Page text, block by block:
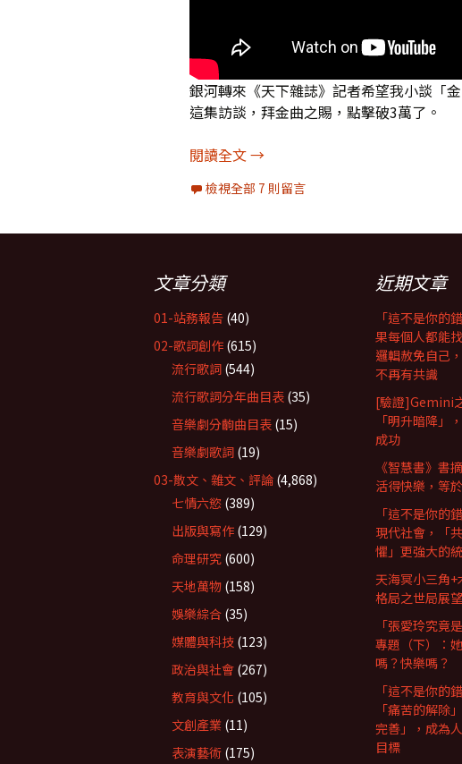
銀河轉來《天下雜誌》記者希望我小談「
這集訪談，拜金曲之賜，點擊破3萬了。
閱讀全文去年訪問今年「金曲獎最佳新人」
→
檢視全部 7 則留言
文章分類
01-站務報告 (40)
02-歌詞創作 (615)
流行歌詞 (544)
流行歌詞分年曲目表 (35)
音樂劇分齣曲目表 (15)
音樂劇歌詞 (19)
03-散文、雜文、評論 (4,868)
七情六慾 (389)
出版與寫作 (129)
命理研究 (600)
天地萬物 (158)
娛樂綜合 (35)
媒體與科技 (123)
政治與社會 (267)
教育與文化 (105)
文創產業 (11)
表演藝術 (175)
近期文章
「這不是你的
果每個人都能
邏輯赦免自己
不再有共識
[驗證]Gemini
「明升暗降」
成功
《智慧書》書
活得快樂，等
「這不是你的
現代社會，「
懼」更強大的
天海冥小三角
格局之世局展望
「張愛玲究竟
專題（下）：
嗎？快樂嗎？
「這不是你的
「痛苦的解除
完善」，成為
目標